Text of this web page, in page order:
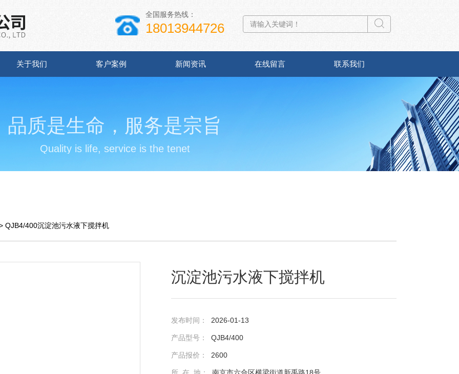
全国服务热线：
18013944726
关于我们 客户案例 新闻资讯 在线留言 联系我们
品质是生命，服务是宗旨
Quality is life, service is the tenet
QJB4/400沉淀池污水液下搅拌机
沉淀池污水液下搅拌机
发布时间： 2026-01-13
产品型号： QJB4/400
产品报价： 2600